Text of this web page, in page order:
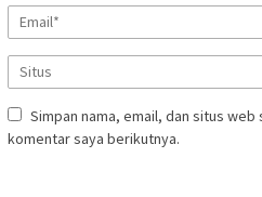
Simpan nama, email, dan situs
komentar saya berikutnya.